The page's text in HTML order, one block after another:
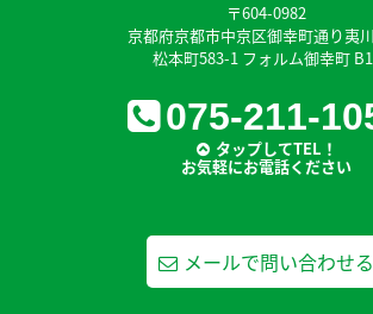
〒604-0982
京都府京都市中京区御幸町通り夷
松本町583-1 フォルム御幸町
075-211-
タップしてTEL！
お気軽にお電話ください
メールで問い合わせる